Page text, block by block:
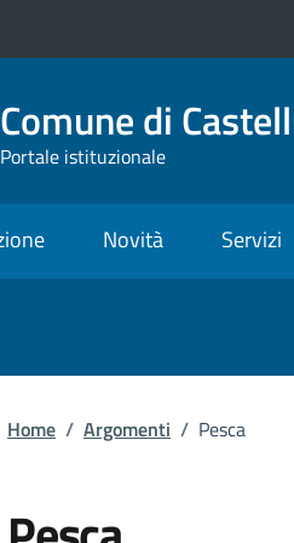
Comune di
Portale istituzionale
Novità Servizi
Home / Argomenti / Pesca